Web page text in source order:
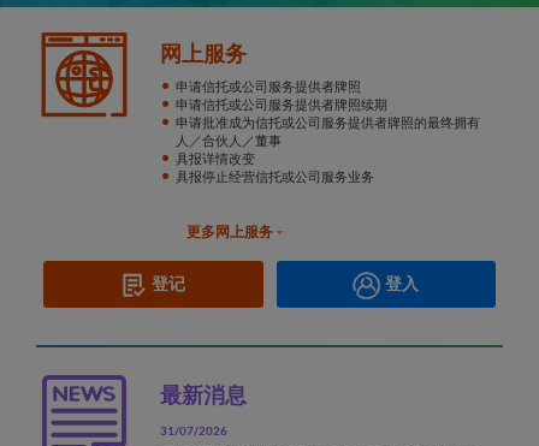
打击洗钱及恐怖分子资金筹集
常见问题
刊物及演讲文稿
网上服务
申请信托或公司服务提供者牌照
申请信托或公司服务提供者牌照续期
申请批准成为信托或公司服务提供者牌照的最终拥有
人／合伙人／董事
具报详情改变
具报停止经营信托或公司服务业务
集条例》第53E条提述的证明书
申请信托或公司服务持牌人登记册的记项或摘录的核
证复本
更多网上服务
登记 登入
最新消息
31/07/2026